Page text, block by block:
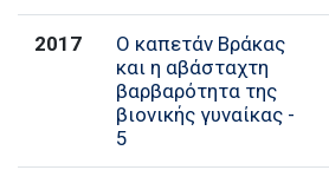
2017
Ο καπετάν Βράκας
και η αβάσταχτη
βαρβαρότητα της
βιονικής γυναίκας -
5